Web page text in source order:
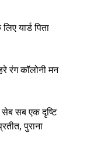
यार्ड पिता
रंग कॉलोनी मन
सब एक दृष्टि
पुराना